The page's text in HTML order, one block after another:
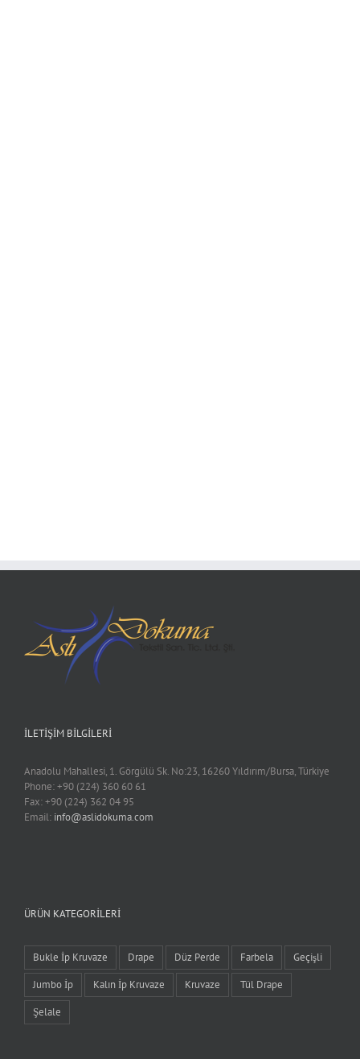
İLETIŞIM BILGILERI
Anadolu Mahallesi, 1. Görgülü Sk. No:23, 16260 Yıldırım/Bursa, Türkiye
Phone: +90 (224) 360 60 61
Fax: +90 (224) 362 04 95
Email: info@aslidokuma.com
ÜRÜN KATEGORILERI
Bukle İp Kruvaze Drape Düz Perde Farbela
Geçişli
Jumbo İp
Kalın İp Kruvaze Kruvaze
Tül Drape
Şelale